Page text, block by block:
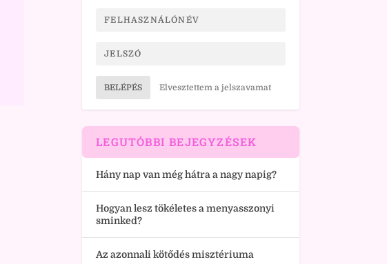
BELÉPÉS Elvesztettem a jelszavamat
LEGUTÓBBI BEJEGYZÉSEK
Hány nap van még hátra a nagy napig?
Hogyan lesz tökéletes a menyasszonyi
sminked?
Az azonnali kötődés misztériuma